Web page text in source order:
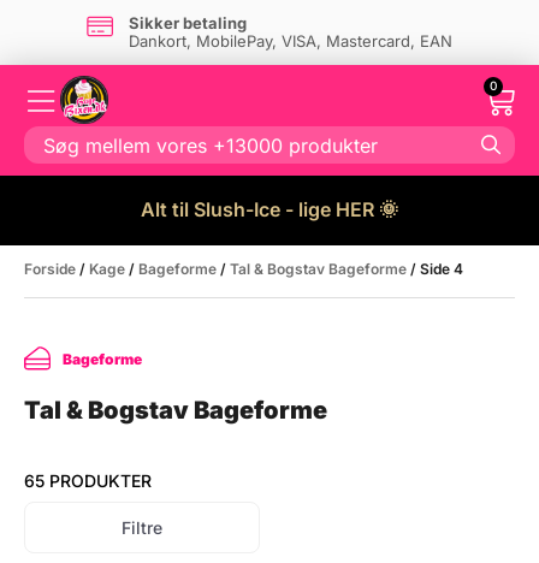
Sikker betaling
Dankort, MobilePay, VISA, Mastercard, EAN
0
Alt til Slush-Ice - lige HER 🌞
Forside / Kage / Bageforme / Tal & Bogstav Bageforme / Side 4
Bageforme
Tal & Bogstav Bageforme
65 PRODUKTER
Filtre